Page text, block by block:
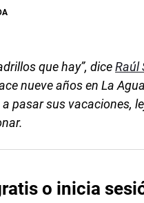
que hay”, diceRaúl
nueve años en La
pasar sus vacaciones,
o inicia